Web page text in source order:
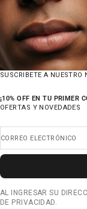
SUSCRIBETE A NUESTRO
¡10% OFF EN TU PRIMER
OFERTAS Y NOVEDADES
CORREO ELECTRÓNICO
AL INGRESAR SU
DE PRIVACIDAD.